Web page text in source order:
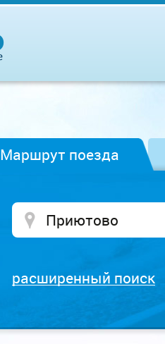
Маршрут поезда
расширенный поиск